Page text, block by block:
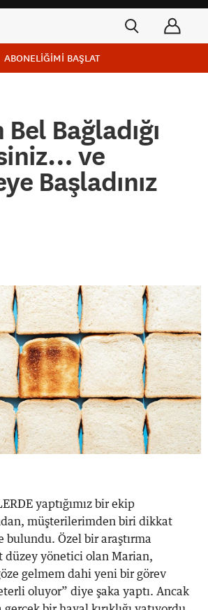
ABONELİĞİMİ BAŞLAT
Bağladığı
ve
Başladınız
yaptığımız bir ekip
müşterilerimden biri dikkat
bulundu. Özel bir araştırma
düzey yönetici olan Marian,
gelmem dahi yeni bir görev
oluyor” diye şaka yaptı. Ancak